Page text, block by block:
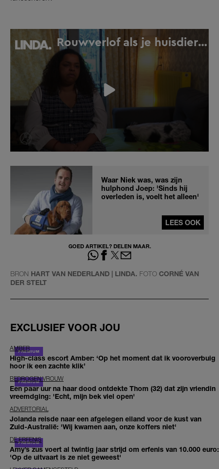
Waar Niek was, was zijn
hulphond Joep: 'Sinds hij
overleden is, voelt het alleen'
LEES OOK
GOED ARTIKEL? DELEN MAAR.
BRON HART VAN NEDERLAND | LINDA. FOTO CORNÉ VAN
DER STELT
EXCLUSIEF VOOR JOU
AMBER
High-class escort Amber: ‘Op het moment dat ik vooroverbuig
hoor ik een zachte klik’
BEDROGEN VROUW
Een paar uur na haar dood ontdekte Thom (32) dat zijn vriendin
vreemdging: 'Echt, mijn bek viel open'
ADVERTORIAL
Jolanda reisde naar een afgelegen eiland voor de kust van
Zuid-Australië: 'Wij kwamen aan, onze koffers niet'
DE ERFENIS
Amy’s zus voert al twintig jaar strijd om erfenis van 10.000 euro:
'Op de uitvaart is ze niet geweest'